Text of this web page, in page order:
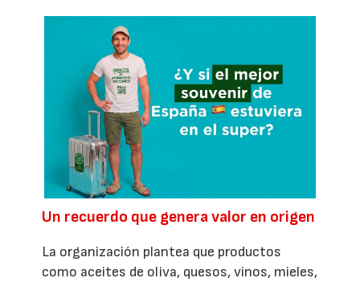
Un recuerdo que genera valor en origen
La organización plantea que productos
como aceites de oliva, quesos, vinos, mieles,